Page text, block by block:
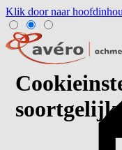
Klik door naar